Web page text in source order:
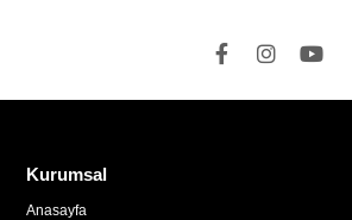
Kurumsal
Anasayfa